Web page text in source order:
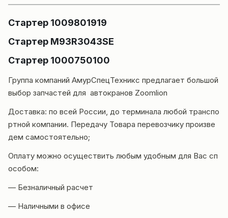
Стартер 1009801919
Стартер M93R3043SE
Стартер 1000750100
Группа компаний АмурСпецТехникс предлагает большой
выбор запчастей для автокранов Zoomlion
Доставка: по всей России, до терминала любой транспо
ртной компании. Передачу Товара перевозчику произве
дем самостоятельно;
Оплату можно осуществить любым удобным для Вас сп
особом:
— Безналичный расчет
— Наличными в офисе